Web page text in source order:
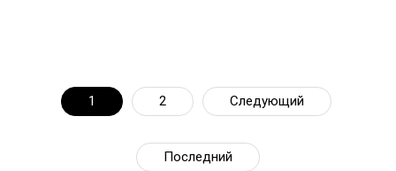
1 2 Следующий
Последний